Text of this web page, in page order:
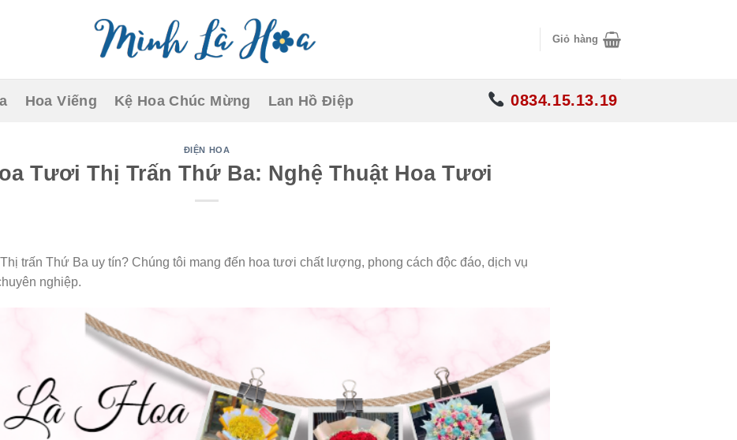
Giỏ hàng
Hoa Viếng Kệ Hoa Chúc Mừng Lan Hồ Điệp 0834.15.13.19
ĐIỆN HOA
Tươi Thị Trấn Thứ Ba: Nghệ Thuật Hoa Tươi
trấn Thứ Ba uy tín? Chúng tôi mang đến hoa tươi chất lượng, phong cách độc đáo, dịch vụ
nghiệp.